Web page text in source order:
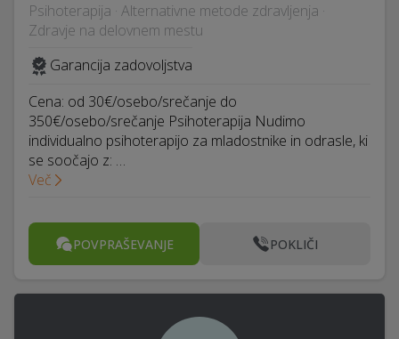
Psihoterapija · Alternativne metode zdravljenja ·
Zdravje na delovnem mestu
Garancija zadovoljstva
Cena: od 30€/osebo/srečanje do
350€/osebo/srečanje Psihoterapija Nudimo
individualno psihoterapijo za mladostnike in odrasle, ki
se soočajo z: …
Več
POVPRAŠEVANJE POKLIČI